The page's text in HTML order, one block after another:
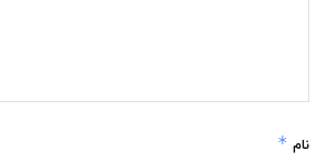
نام *